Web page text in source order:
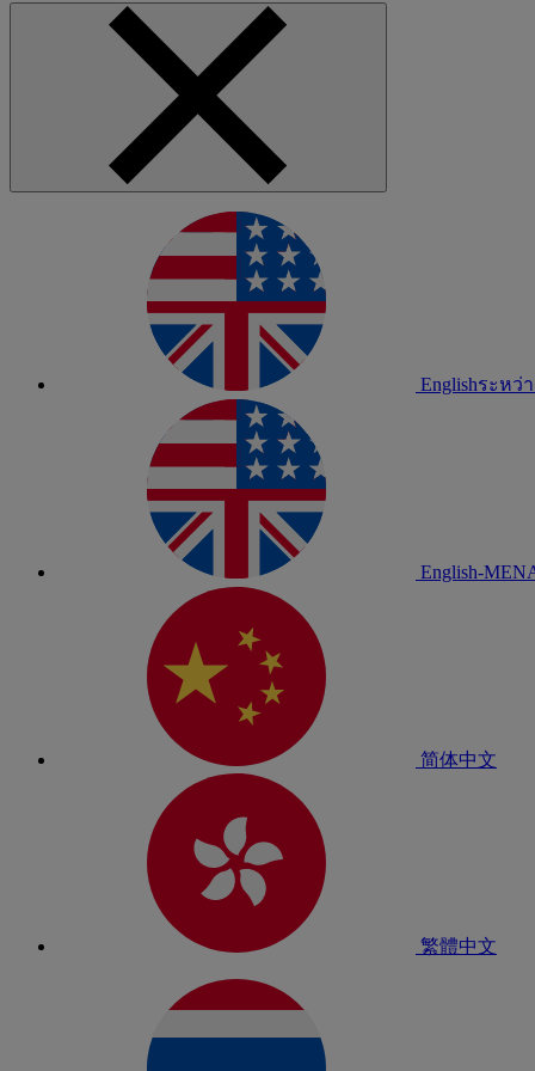
Englishระหว่
English-
简体中文
繁體中文